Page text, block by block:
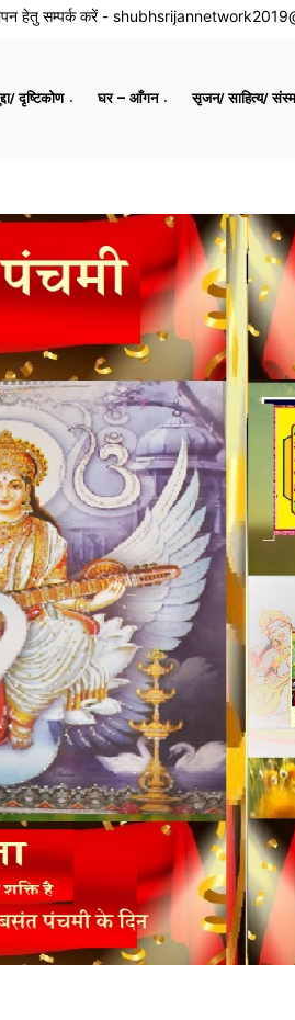
हेतु सम्पर्क करें -
दृष्टिकोण घर – आँगन सृजन/ साहित्य/